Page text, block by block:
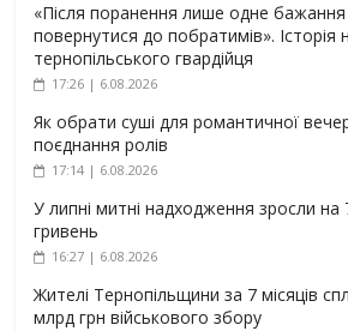
«Після поранення лише одне бажання
повернутися до побратимів». Історія
тернопільського гвардійця
17:26 | 6.08.2026
Як обрати суші для романтичної
поєднання ролів
17:14 | 6.08.2026
У липні митні надходження зросли на
гривень
16:27 | 6.08.2026
Жителі Тернопільщини за 7 місяців
млрд грн військового збору